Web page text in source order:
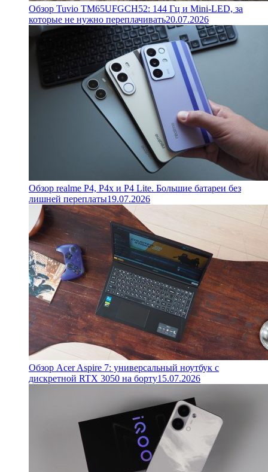
Обзор Tuvio TM65UFGCH52: 144 Гц и Mini-LED, за
которые не нужно переплачивать20.07.2026
Обзор realme P4, P4x и P4 Lite. Большие батареи без
лишней переплаты19.07.2026
Обзор Acer Aspire 7: универсальный ноутбук с
дискретной RTX 3050 на борту15.07.2026